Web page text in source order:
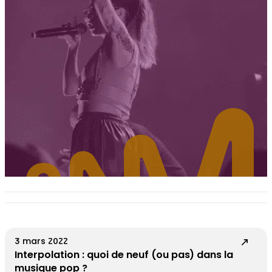
3 mars 2022
Interpolation : quoi de neuf (ou pas) dans la
musique pop ?